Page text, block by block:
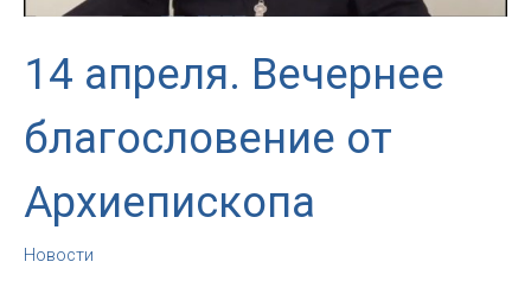
14 апреля. Вечернее
благословение от
Архиепископа
Новости